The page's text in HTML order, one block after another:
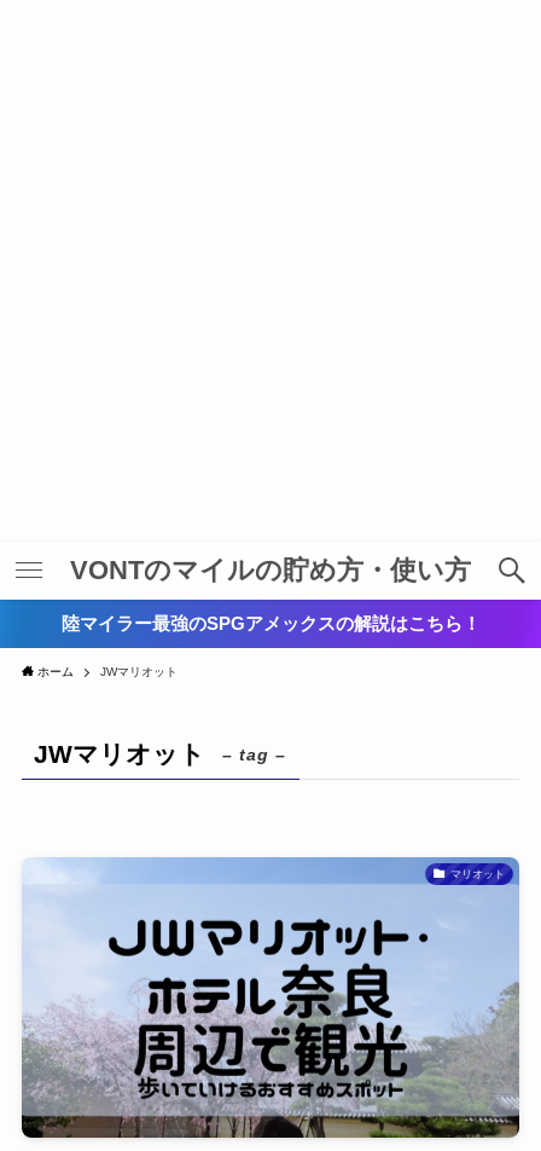
VONTのマイルの貯め方・使い方
陸マイラー最強のSPGアメックスの解説はこちら！
ホーム JWマリオット
JWマリオット – tag –
マリオット